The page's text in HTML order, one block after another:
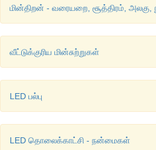
மின்திறன் - வரையறை, சூத்திரம், அலகு,
வீட்டுக்குரிய மின்சுற்றுகள்
LED பல்பு
LED தொலைக்காட்சி - நன்மைகள்